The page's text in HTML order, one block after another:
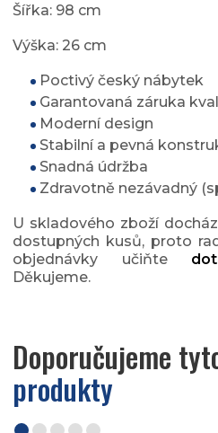
Šířka: 98 cm
Výška: 26 cm
Poctivý český nábytek
Garantovaná záruka
Moderní design
Stabilní a pevná
Snadná údržba
Zdravotně nezávadný
U skladového zboží
dostupných kusů, proto
objednávky učiňte
Děkujeme.
Doporučujeme
produkty